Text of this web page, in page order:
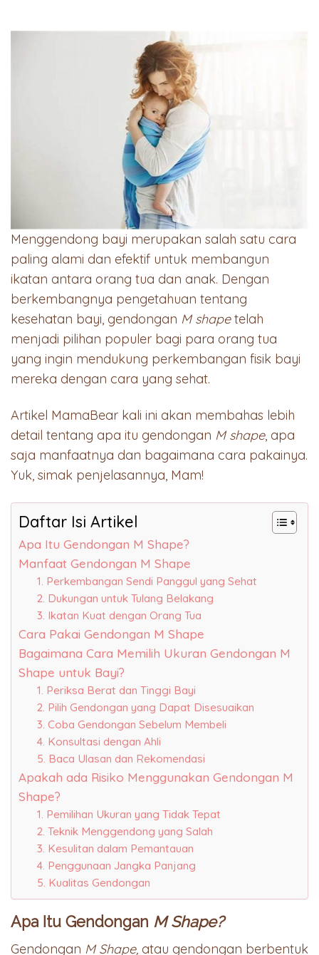
Menggendong bayi merupakan salah satu cara
paling alami dan efektif untuk membangun
ikatan antara orang tua dan anak. Dengan
berkembangnya pengetahuan tentang
kesehatan bayi, gendongan M shapetelah
menjadi pilihan populer bagi para orang tua
yang ingin mendukung perkembangan fisik bayi
mereka dengan cara yang sehat.
Artikel MamaBear kali ini akan membahas lebih
detail tentang apa itu gendongan M shape, apa
saja manfaatnya dan bagaimana cara pakainya.
Yuk, simak penjelasannya, Mam!
Daftar Isi Artikel
Apa Itu Gendongan M Shape?
Manfaat Gendongan M Shape
1. Perkembangan Sendi Panggul yang Sehat
2. Dukungan untuk Tulang Belakang
3. Ikatan Kuat dengan Orang Tua
Cara Pakai Gendongan M Shape
Bagaimana Cara Memilih Ukuran Gendongan M
Shape untuk Bayi?
1. Periksa Berat dan Tinggi Bayi
2. Pilih Gendongan yang Dapat Disesuaikan
3. Coba Gendongan Sebelum Membeli
4. Konsultasi dengan Ahli
5. Baca Ulasan dan Rekomendasi
Apakah ada Risiko Menggunakan Gendongan M
Shape?
1. Pemilihan Ukuran yang Tidak Tepat
2. Teknik Menggendong yang Salah
3. Kesulitan dalam Pemantauan
4. Penggunaan Jangka Panjang
5. Kualitas Gendongan
Apa Itu Gendongan M Shape?
Gendongan M Shape, atau gendongan berbentuk